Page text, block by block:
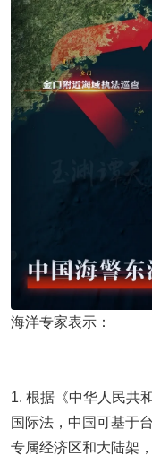
海洋专家表示：
1. 根据《中华人民共
国际法，中国可基于
专属经济区和大陆架